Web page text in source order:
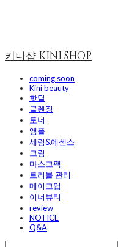
키니샵 KINI SHOP
coming soon
Kini beauty
핫딜
클렌징
토너
앰플
세럼&에센스
크림
마스크팩
트러블 관리
메이크업
이너뷰티
review
NOTICE
Q&A